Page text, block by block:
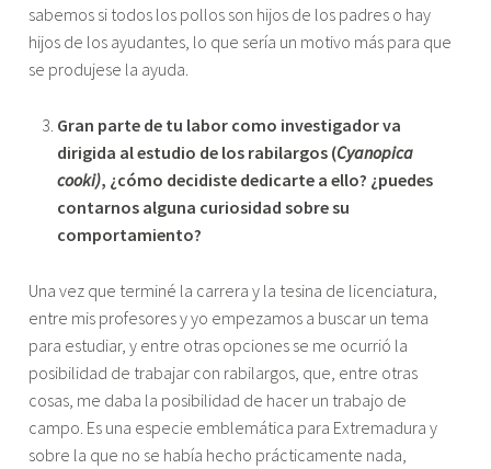
sabemos si todos los pollos son hijos de los padres o hay
hijos de los ayudantes, lo que sería un motivo más para que
se produjese la ayuda.
Gran parte de tu labor como investigador va
dirigida al estudio de los rabilargos (Cyanopica
cooki), ¿cómo decidiste dedicarte a ello? ¿puedes
contarnos alguna curiosidad sobre su
comportamiento?
Una vez que terminé la carrera y la tesina de licenciatura,
entre mis profesores y yo empezamos a buscar un tema
para estudiar, y entre otras opciones se me ocurrió la
posibilidad de trabajar con rabilargos, que, entre otras
cosas, me daba la posibilidad de hacer un trabajo de
campo. Es una especie emblemática para Extremadura y
sobre la que no se había hecho prácticamente nada,